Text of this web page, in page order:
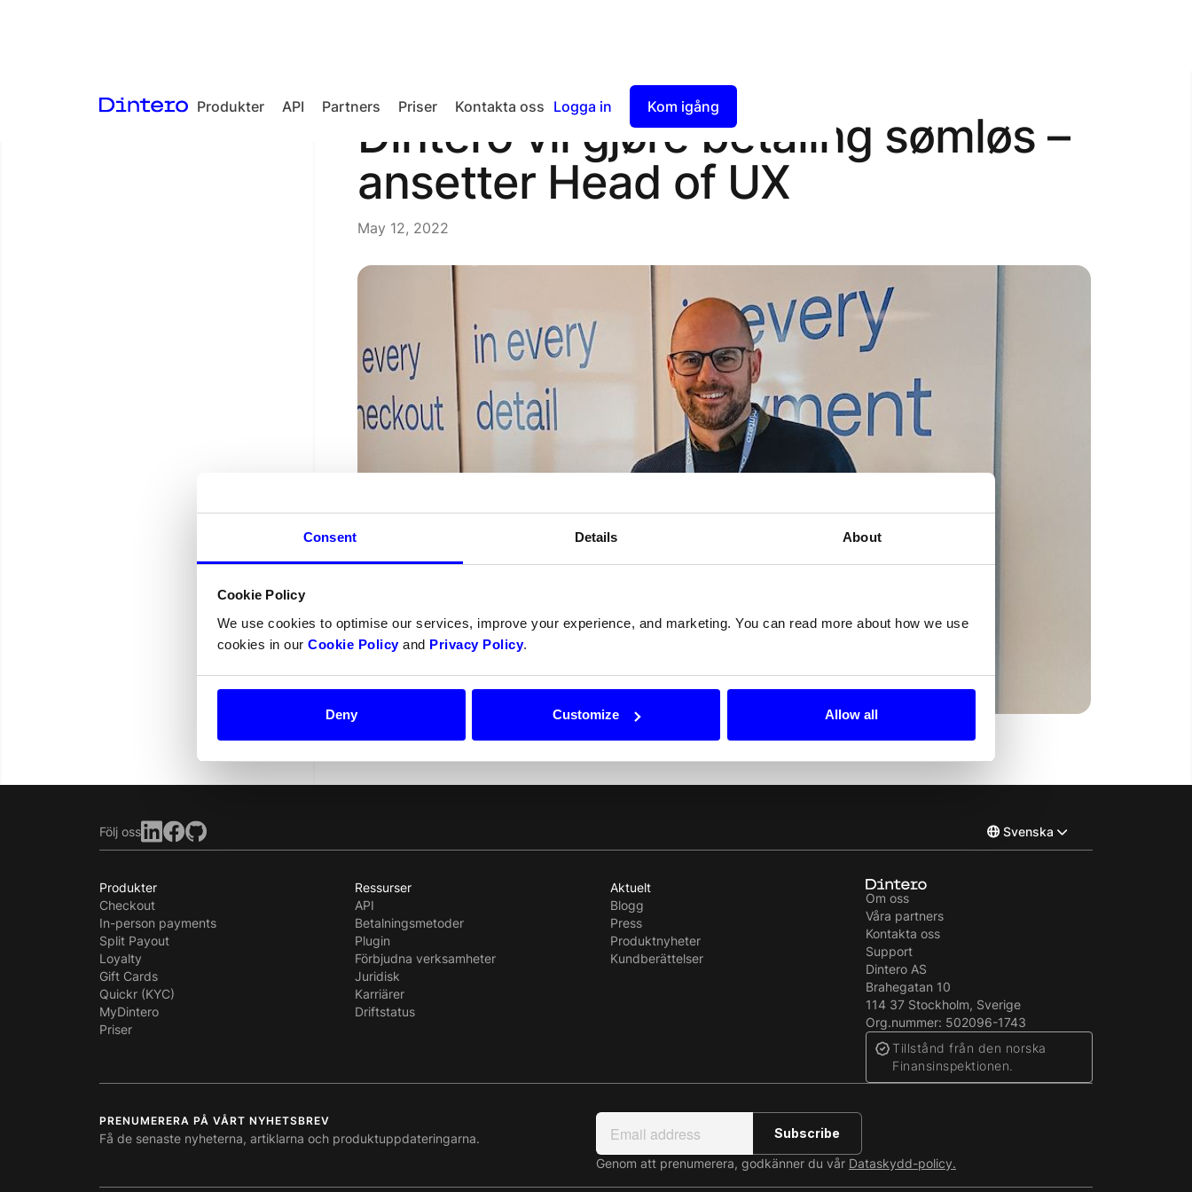
Consent Details About
Cookie Policy
We use cookies to optimise our services, improve your experience, and marketing. You can read more about how we use
cookies in our Cookie Policyand Privacy Policy.
Deny Customize Allow all
Produkter API Partners Priser
Checkout
Split Payout
Kontakta oss Logga in Kom igång
<- Tilbaka till artiklar
Dintero vil gjøre betaling sømløs –
ansetter Head of UX
May 12, 2022
Följ oss Svenska
Produkter
Checkout
In-person payments
Split Payout
Loyalty
Gift Cards
Quickr (KYC)
MyDintero
Priser
Ressurser
API
Betalningsmetoder
Plugin
Förbjudna verksamheter
Juridisk
Karriärer
Driftstatus
Aktuelt
Blogg
Press
Produktnyheter
Kundberättelser
Om oss
Våra partners
Kontakta oss
Support
Dintero AS
Brahegatan 10
114 37 Stockholm, Sverige
Org.nummer: 502096-1743
Tillstånd från den norska
Finansinspektionen.
PRENUMERERA PÅ VÅRT NYHETSBREV
Få de senaste nyheterna, artiklarna och produktuppdateringarna.
Genom att prenumerera, godkänner du vår Dataskydd-policy.